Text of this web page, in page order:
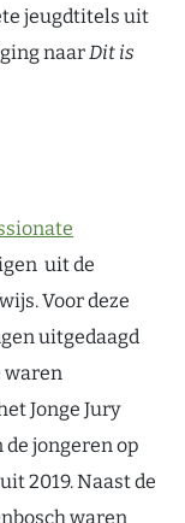
jeugdtitels uit
naarDit is
uit de
Voor deze
uitgedaagd
waren
Jonge Jury
de jongeren op
2019. Naast de
waren